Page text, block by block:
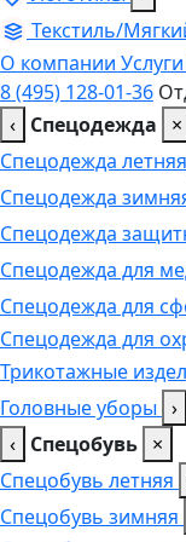
Текстиль/
О компании Услуги
8 (495) 128-01-36
‹ Спецодежда
×
Спецодежда летняя
Спецодежда
Спецодежда
Спецодежда для
Спецодежда для
Спецодежда для
Трикотажные
Головные уборы ›
‹ Спецобувь ×
Спецобувь летняя
Спецобувь зимняя